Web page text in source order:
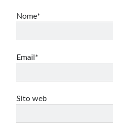
Nome*
Email*
Sito web